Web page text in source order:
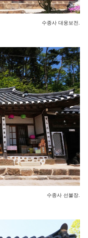
수종사 대웅보전.
수종사 선불장.